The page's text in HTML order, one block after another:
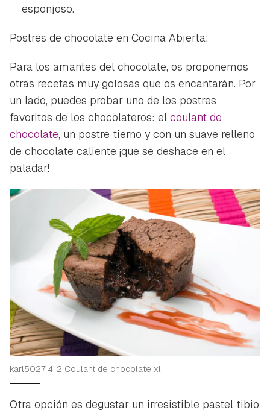
esponjoso.
Postres de chocolate en Cocina Abierta:
Para los amantes del chocolate, os proponemos
otras recetas muy golosas que os encantarán. Por
un lado, puedes probar uno de los postres
favoritos de los chocolateros: el coulant de
chocolate, un postre tierno y con un suave relleno
de chocolate caliente ¡que se deshace en el
paladar!
karl5027 412 Coulant de chocolate xl
Otra opción es degustar un irresistible pastel tibio